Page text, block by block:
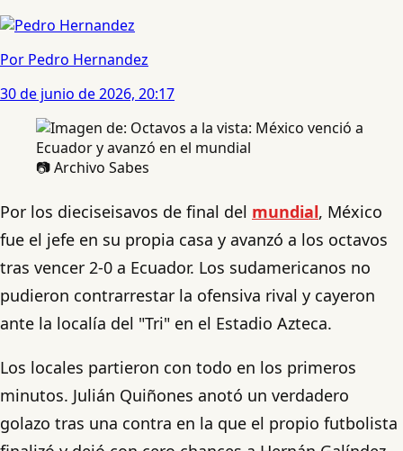
Por Pedro Hernandez
30 de junio de 2026, 20:17
📷 Archivo Sabes
Por los dieciseisavos de final del mundial, México
fue el jefe en su propia casa y avanzó a los octavos
tras vencer 2-0 a Ecuador. Los sudamericanos no
pudieron contrarrestar la ofensiva rival y cayeron
ante la localía del "Tri" en el Estadio Azteca.
Los locales partieron con todo en los primeros
minutos. Julián Quiñones anotó un verdadero
golazo tras una contra en la que el propio futbolista